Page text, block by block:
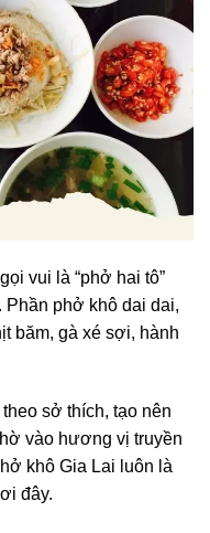
vui là “phở hai tô”
phở khô dai dai,
băm, gà xé sợi, hành
theo sở thích, tạo nên
vào hương vị truyền
khô Gia Lai luôn là
đây.